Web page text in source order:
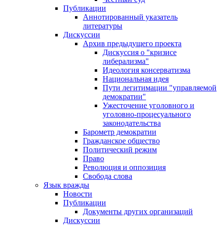
Публикации
Аннотированный указатель
литературы
Дискуссии
Архив предыдущего проекта
Дискуссия о "кризисе
либерализма"
Идеология консерватизма
Национальная идея
Пути легитимации "управляемой
демократии"
Ужесточение уголовного и
уголовно-процесуального
законодательства
Барометр демократии
Гражданское общество
Политический режим
Право
Революция и оппозиция
Свобода слова
Язык вражды
Новости
Публикации
Документы других организаций
Дискуссии